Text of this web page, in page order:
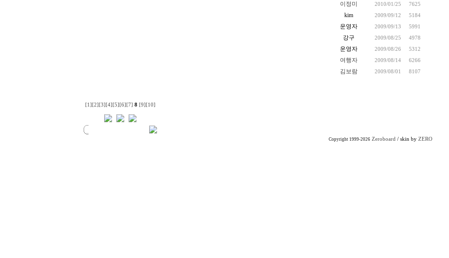
이정미 2010/01/25 7625
kim 2009/09/12 5184
운영자 2009/09/13 5991
강구 2009/08/25 4978
운영자 2009/08/26 5312
여행자 2009/08/14 6266
김보람 2009/08/01 8107
[1] [2] [3] [4] [5] [6] [7] 8 [9] [10]
Copyright 1999-2026 Zeroboard / skin by ZERO